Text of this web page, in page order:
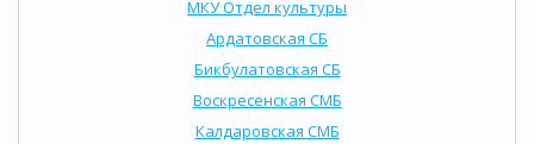
МКУ Отдел культуры
Ардатовская СБ
Бикбулатовская СБ
Воскресенская СМБ
Калдаровская СМБ